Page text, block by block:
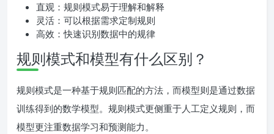
直观：规则模式易于理解和解释
灵活：可以根据需求定制规则
高效：快速识别数据中的规律
规则模式和模型有什么区别？
规则模式是一种基于规则匹配的方法，而模型则是通过数据
训练得到的数学模型。规则模式更侧重于人工定义规则，而
模型更注重数据学习和预测能力。